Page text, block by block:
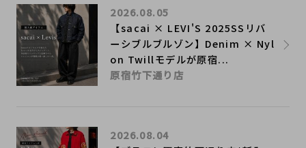
【sacai × LEVI'S 2025SSリバ
ーシブルブルゾン】Denim × Nyl
on Twillモデルが原宿...
2026.08.05
原宿竹下通り店
2026.08.04